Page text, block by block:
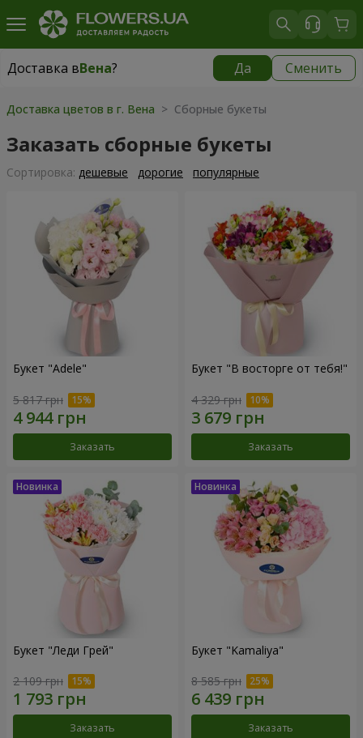
Доставка вВена? Да Сменить
Доставка вВена
Доставка цветов в г. Вена > Сборные букеты
Заказать сборные букеты
Cортировка: дешевые дорогие популярные
Букет "Adele"
5 817 грн
Заказать
Букет "В восторге от тебя!"
4 329 грн
Заказать
Букет "Леди Грей"
2 109 грн
Заказать
Букет "Kamaliya"
8 585 грн
Заказать